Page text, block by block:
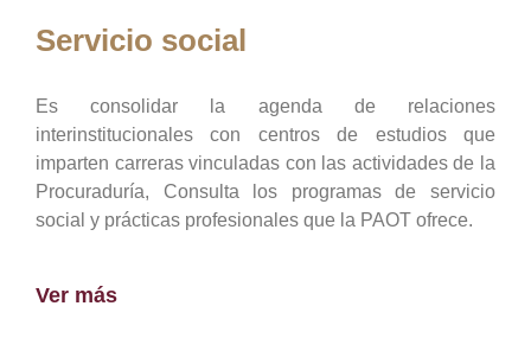
Servicio social
Es consolidar la agenda de relaciones
interinstitucionales con centros de estudios que
imparten carreras vinculadas con las actividades de la
Procuraduría, Consulta los programas de servicio
social y prácticas profesionales que la PAOT ofrece.
Ver más